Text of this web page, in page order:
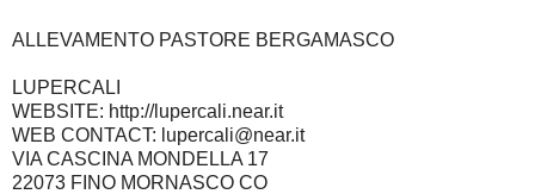
ALLEVAMENTO PASTORE BERGAMASCO
LUPERCALI
WEBSITE: http://lupercali.near.it
WEB CONTACT: lupercali@near.it
VIA CASCINA MONDELLA 17
22073 FINO MORNASCO CO